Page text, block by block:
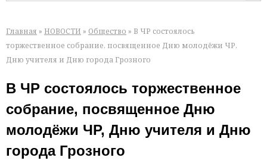
Главная » НОВОСТИ » Общество » В ЧР состоялось
торжественное собрание, посвященное Дню молодёжи ЧР,
Дню учителя и Дню города Грозного
В ЧР состоялось торжественное
собрание, посвященное Дню
молодёжи ЧР, Дню учителя и Дню
города Грозного